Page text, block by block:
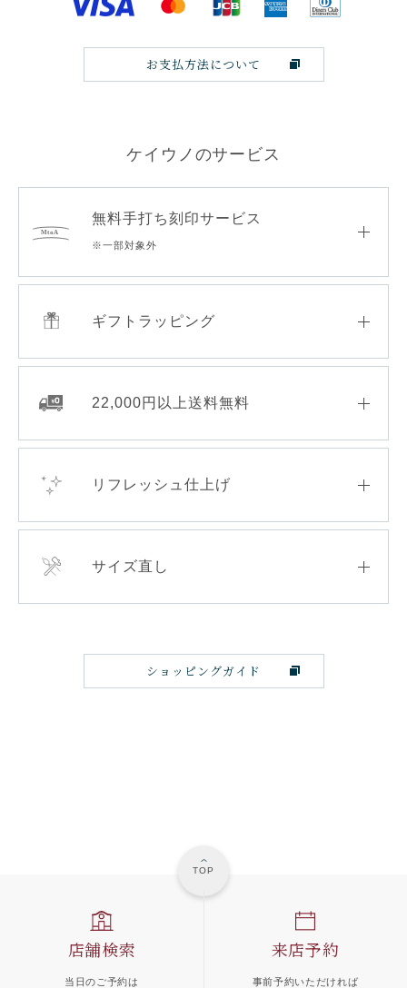
お支払方法について
ケイウノのサービス
無料手打ち刻印サービス
※一部対象外
ギフトラッピング
22,000円以上送料無料
リフレッシュ仕上げ
サイズ直し
ショッピングガイド
TOP
店舗検索
当日のご予約は
来店予約
事前予約いただければ